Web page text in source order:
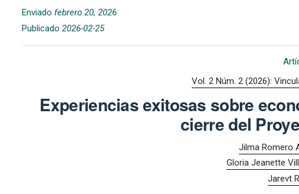
Enviado febrero 20, 2026
Publicado 2026-02-25
Vol. 2 Núm. 2 (2026):
Experiencias exitosas sobre
cierre del
Jilma Romero
Gloria Jeanette
Jarevt